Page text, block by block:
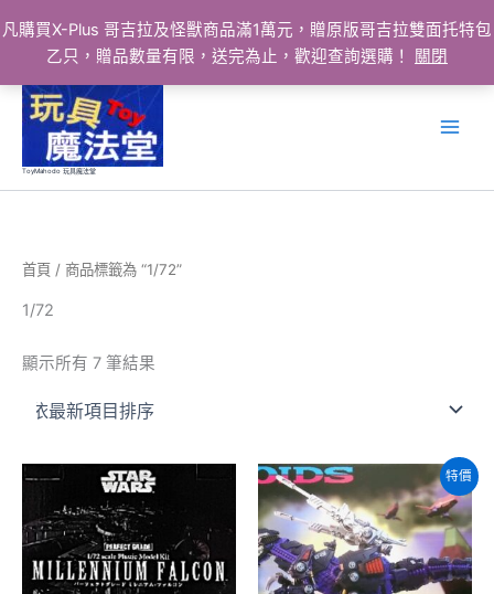
凡購買X-Plus 哥吉拉及怪獸商品滿1萬元，贈原版哥吉拉雙面托特包
乙只，贈品數量有限，送完為止，歡迎查詢選購！
關閉
ToyMahodo 玩具魔法堂
首頁 / 商品標籤為 “1/72”
1/72
顯示所有 7 筆結果
特價